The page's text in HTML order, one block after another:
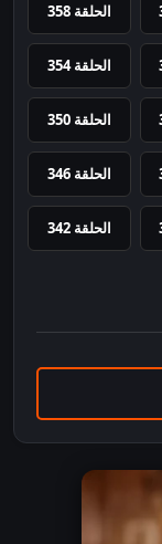
الحلقة 358
الحلقة 354
الحلقة 350
الحلقة 346
الحلقة 342